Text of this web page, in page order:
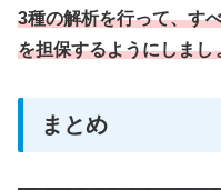
3種の解析を行って、す
を担保するようにしまし
まとめ